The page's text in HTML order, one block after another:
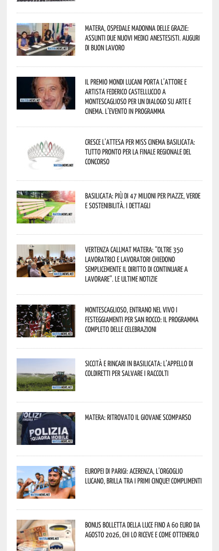
Matera, Ospedale Madonna delle Grazie:
assunti due nuovi medici anestesisti. Auguri
di buon lavoro
Il Premio Mondi Lucani porta l’attore e
artista Federico Castelluccio a
Montescaglioso per un dialogo su arte e
cinema. L’evento in programma
Cresce l’attesa per Miss Cinema Basilicata:
tutto pronto per la finale regionale del
concorso
Basilicata: più di 47 milioni per piazze, verde
e sostenibilità. I dettagli
Vertenza CallMat Matera: “Oltre 350
lavoratrici e lavoratori chiedono
semplicemente il diritto di continuare a
lavorare”. Le ultime notizie
Montescaglioso, entrano nel vivo i
festeggiamenti per San Rocco: il programma
completo delle celebrazioni
Siccità e rincari in Basilicata: l’appello di
Coldiretti per salvare i raccolti
Matera: ritrovato il giovane scomparso
Europei di Parigi: Acerenza, l’orgoglio
lucano, brilla tra i primi cinque! Complimenti
Bonus bolletta della luce fino a 60 euro da
agosto 2026, chi lo riceve e come ottenerlo